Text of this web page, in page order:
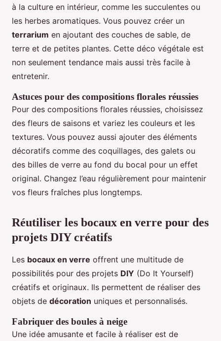
à la culture en intérieur, comme les succulentes ou
les herbes aromatiques. Vous pouvez créer un
terrarium en ajoutant des couches de sable, de
terre et de petites plantes. Cette déco végétale est
non seulement tendance mais aussi très facile à
entretenir.
Astuces pour des compositions florales réussies
Pour des compositions florales réussies, choisissez
des fleurs de saisons et variez les couleurs et les
textures. Vous pouvez aussi ajouter des éléments
décoratifs comme des coquillages, des galets ou
des billes de verre au fond du bocal pour un effet
original. Changez l’eau régulièrement pour maintenir
vos fleurs fraîches plus longtemps.
Réutiliser les bocaux en verre pour des
projets DIY créatifs
Les bocaux en verre offrent une multitude de
possibilités pour des projets DIY (Do It Yourself)
créatifs et originaux. Ils permettent de réaliser des
objets de décoration uniques et personnalisés.
Fabriquer des boules à neige
Une idée amusante et facile à réaliser est de